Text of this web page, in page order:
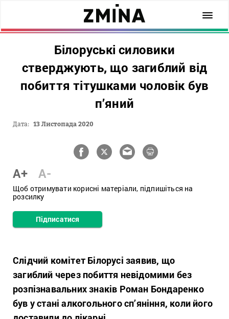
Білоруські силовики
стверджують, що загиблий від
побиття тітушками чоловік був
п’яний
Дата: 13 Листопада 2020
A+ A-
Щоб отримувати корисні матеріали, підпишіться на
розсилку
Підписатися
Слідчий комітет Білорусі заявив, що
загиблий через побиття невідомими без
розпізнавальних знаків Роман Бондаренко
був у стані алкогольного сп’яніння, коли його